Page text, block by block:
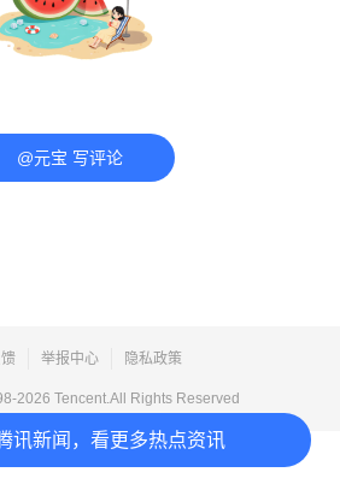
讯新闻，看更多热点资讯
@元宝 写评论
举报中心 隐私政策
2026 Tencent.All Rights Reserved